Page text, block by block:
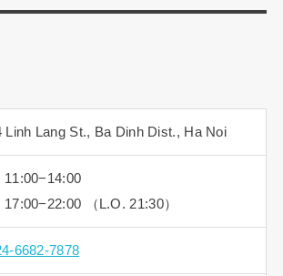
Linh Lang St., Ba Dinh Dist., Ha Noi
11:00−14:00
17:00−22:00 （L.O. 21:30）
6682-7878